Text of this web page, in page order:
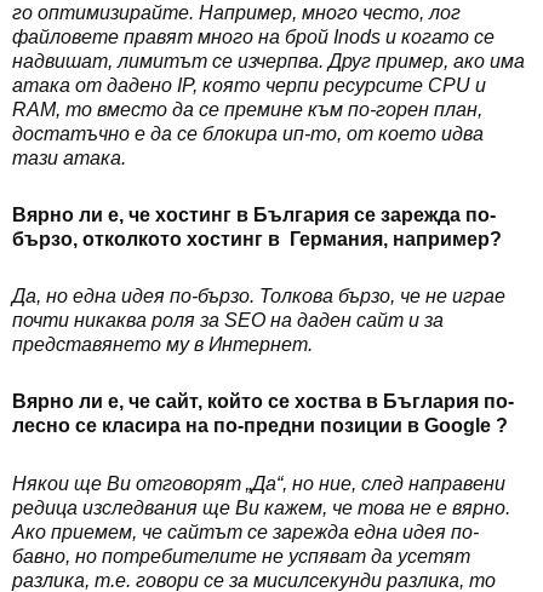
го оптимизирайте. Например, много често, лог
файловете правят много на брой Inods и когато се
надвишат, лимитът се изчерпва. Друг пример, ако има
атака от дадено IP, която черпи ресурсите CPU и
RAM, то вместо да се премине към по-горен план,
достатъчно е да се блокира ип-то, от което идва
тази атака.
Вярно ли е, че хостинг в България се зарежда по-
бързо, отколкото хостинг в Германия, например?
Да, но една идея по-бързо. Толкова бързо, че не играе
почти никаква роля за SEO на даден сайт и за
представянето му в Интернет.
Вярно ли е, че сайт, който се хоства в Бъглария по-
лесно се класира на по-предни позиции в Google ?
Някои ще Ви отговорят „Да“, но ние, след направени
редица изследвания ще Ви кажем, че това не е вярно.
Ако приемем, че сайтът се зарежда една идея по-
бавно, но потребителите не успяват да усетят
разлика, т.е. говори се за мисилсекунди разлика, то